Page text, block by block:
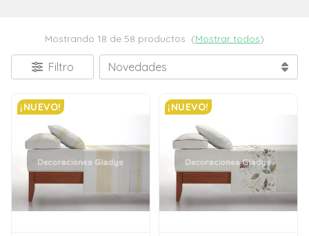
Mostrando 18 de 58 productos (Mostrar todos)
Filtro
¡NUEVO! ¡NUEVO!